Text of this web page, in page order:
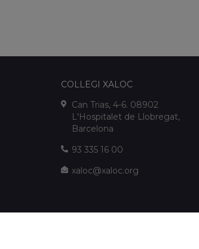
COL·LEGI XALOC
Can Trias, 4-6. 08902
L'Hospitalet de Llobregat,
Barcelona
93 335 16 00
xaloc@xaloc.org